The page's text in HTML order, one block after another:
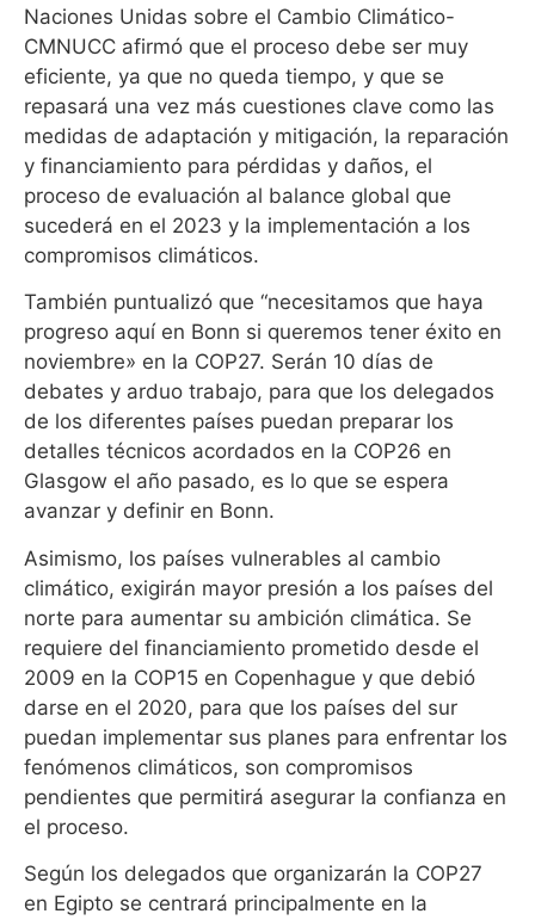
Naciones Unidas sobre el Cambio Climático-
CMNUCC afirmó que el proceso debe ser muy
eficiente, ya que no queda tiempo, y que se
repasará una vez más cuestiones clave como las
medidas de adaptación y mitigación, la reparación
y financiamiento para pérdidas y daños, el
proceso de evaluación al balance global que
sucederá en el 2023 y la implementación a los
compromisos climáticos.
También puntualizó que “necesitamos que haya
progreso aquí en Bonn si queremos tener éxito en
noviembre» en la COP27. Serán 10 días de
debates y arduo trabajo, para que los delegados
de los diferentes países puedan preparar los
detalles técnicos acordados en la COP26 en
Glasgow el año pasado, es lo que se espera
avanzar y definir en Bonn.
Asimismo, los países vulnerables al cambio
climático, exigirán mayor presión a los países del
norte para aumentar su ambición climática. Se
requiere del financiamiento prometido desde el
2009 en la COP15 en Copenhague y que debió
darse en el 2020, para que los países del sur
puedan implementar sus planes para enfrentar los
fenómenos climáticos, son compromisos
pendientes que permitirá asegurar la confianza en
el proceso.
Según los delegados que organizarán la COP27
en Egipto se centrará principalmente en la